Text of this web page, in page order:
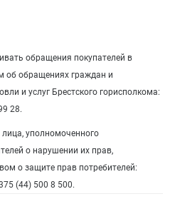
обращения покупателей в
об обращениях граждан и
и услуг Брестского горисполкома:
28.
уполномоченного
о нарушении их прав,
о защите прав потребителей:
(44) 500 8 500.